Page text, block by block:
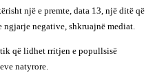
një e premte, data 13, një ditë që
negative, shkruajnë mediat.
që lidhet rritjen e popullsisë
natyrore.